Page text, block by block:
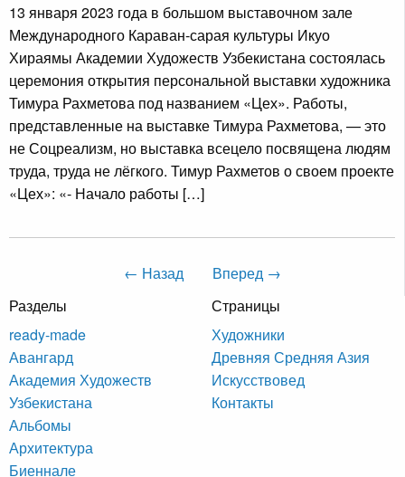
13 января 2023 года в большом выставочном зале
Международного Караван-сарая культуры Икуо
Хираямы Академии Художеств Узбекистана состоялась
церемония открытия персональной выставки художника
Тимура Рахметова под названием «Цех». Работы,
представленные на выставке Тимура Рахметова, — это
не Соцреализм, но выставка всецело посвящена людям
труда, труда не лёгкого. Тимур Рахметов о своем проекте
«Цех»: «- Начало работы […]
← Назад
Вперед →
Разделы
ready-made
Авангард
Академия Художеств
Узбекистана
Альбомы
Архитектура
Биеннале
Страницы
Художники
Древняя Средняя Азия
Искусствовед
Контакты